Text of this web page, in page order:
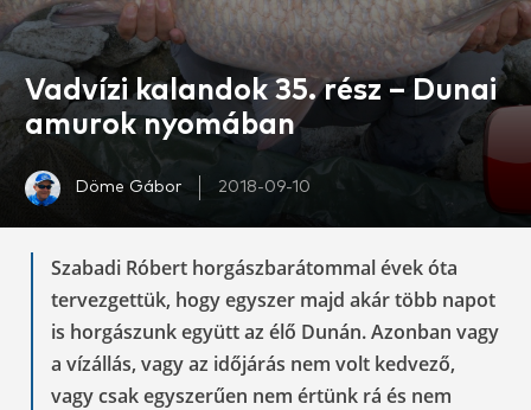
Vadvízi kalandok 35. rész – Dunai
amurok nyomában
Döme Gábor 2018-09-10
Szabadi Róbert horgászbarátommal évek óta
tervezgettük, hogy egyszer majd akár több napot
is horgászunk együtt az élő Dunán. Azonban vagy
a vízállás, vagy az időjárás nem volt kedvező,
vagy csak egyszerűen nem értünk rá és nem